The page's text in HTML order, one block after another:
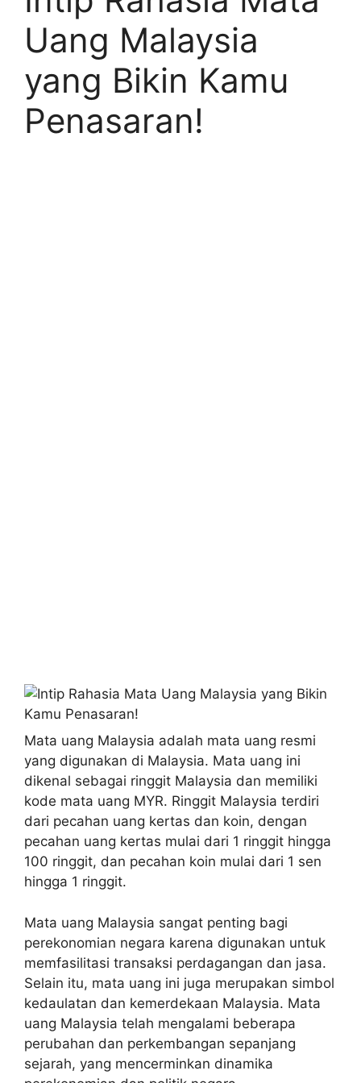
Uang Malaysia
yang Bikin Kamu
Penasaran!
Mata uang Malaysia adalah mata uang resmi
yang digunakan di Malaysia. Mata uang ini
dikenal sebagai ringgit Malaysia dan memiliki
kode mata uang MYR. Ringgit Malaysia terdiri
dari pecahan uang kertas dan koin, dengan
pecahan uang kertas mulai dari 1 ringgit hingga
100 ringgit, dan pecahan koin mulai dari 1 sen
hingga 1 ringgit.
Mata uang Malaysia sangat penting bagi
perekonomian negara karena digunakan untuk
memfasilitasi transaksi perdagangan dan jasa.
Selain itu, mata uang ini juga merupakan simbol
kedaulatan dan kemerdekaan Malaysia. Mata
uang Malaysia telah mengalami beberapa
perubahan dan perkembangan sepanjang
sejarah, yang mencerminkan dinamika